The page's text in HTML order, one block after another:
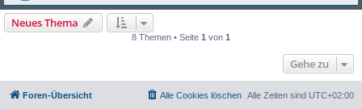
Neues Thema
8 Themen • Seite 1 von 1
Gehe zu
Foren-Übersicht Alle Zeiten sind UTC+02:00
Alle Cookies löschen